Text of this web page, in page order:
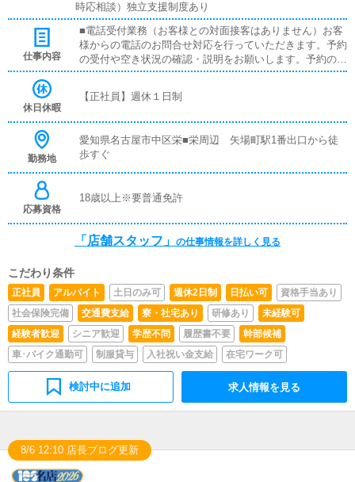
時応相談）独立支援制度あり
仕事内容
■電話受付業務（お客様との対面接客はありません）お客
様からの電話のお問合せ対応を行っていただきます。予約
の受付や空き状況の確認・説明をお願いします。予約の確
定後はキャストやドライバーに通達します。簡単なマニュ
でも安心して働けます。■企画の立案店舗イベントや店舗
方の入店数の増加】など、売上UPに繋がる施策の提案を
行っていただきます。■キャスト管理お店で働いていただ
いているキャストの方が稼げるようにインターネットを使
っていただきます。■PC更新業務ヘブンネットなど、ポー
キャストの出勤情報やイベント、求人ブログの作成となり
ます。基本的にはボタンを押すだけや、ブログの更新時に
トの方に快適にお過ごしいただくため、店内の清掃や備品
の管理・補充を行っていただきます。
休日休暇
【正社員】週休１日制
勤務地
愛知県名古屋市中区栄■栄周辺 矢場町駅1番出口から徒
歩すぐ
応募資格
18歳以上※要普通免許
「店舗スタッフ」 の仕事情報を詳しく見る
こだわり条件
正社員 アルバイト 土日のみ可 週休2日制 日払い可
資格手当あり
社会保険完備
交通費支給 寮・社宅あり 研修あり
未経験可
経験者歓迎
シニア歓迎 学歴不問 履歴書不要
幹部候補
車･バイク通勤可
制服貸与 入社祝い金支給 在宅ワーク可
検討中に追加 求人情報を見る
8/6 12:10 店長ブログ更新